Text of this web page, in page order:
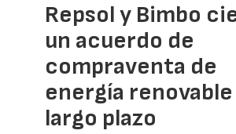
Repsol y Bimbo
un acuerdo de
compraventa de
energía renovable
largo plazo